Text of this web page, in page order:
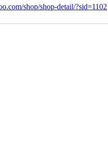
shop/shop-detail/?sid=1102